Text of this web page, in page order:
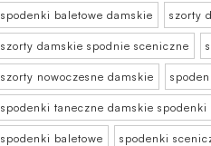
spodenki baletowe damskie szorty
szorty damskie spodnie sceniczne
szorty nowoczesne damskie
spodenki taneczne damskie spodenki
spodenki baletowe spodenki